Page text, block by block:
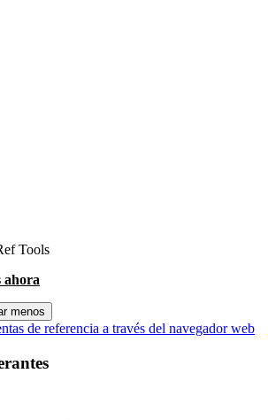
Tools
ahora
menos
de referencia a través del navegador web